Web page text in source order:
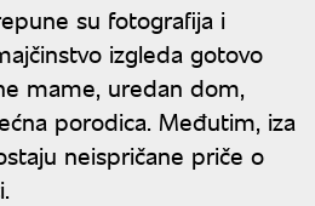
su fotografija i
izgleda gotovo
mame, uredan dom,
porodica. Međutim, iza
neispričane priče o